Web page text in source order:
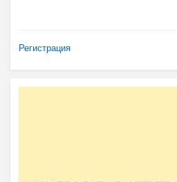
Регистрация